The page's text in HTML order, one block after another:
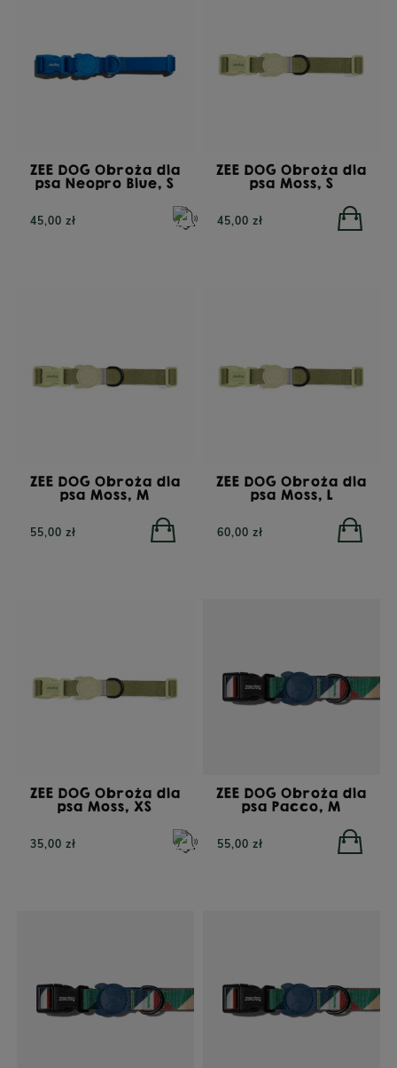
ZEE DOG Obroża dla
psa Neopro Blue, S
45,00 zł
ZEE DOG Obroża dla
psa Moss, S
45,00 zł
ZEE DOG Obroża dla
psa Moss, M
55,00 zł
ZEE DOG Obroża dla
psa Moss, L
60,00 zł
ZEE DOG Obroża dla
psa Moss, XS
35,00 zł
ZEE DOG Obroża dla
psa Pacco, M
55,00 zł